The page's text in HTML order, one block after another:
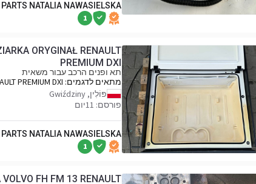
NATALIA NAWASIELSKA
1
ORYGINAŁ RENAULT
PREMIUM DXI
תא ופנים הרכב עבור משאית
מתאים לדגמים: PREMIUM DXI
פּוֹלִין, Gwiździny
פורסם: 11יום
NATALIA NAWASIELSKA
1
FH FM 13 RENAULT